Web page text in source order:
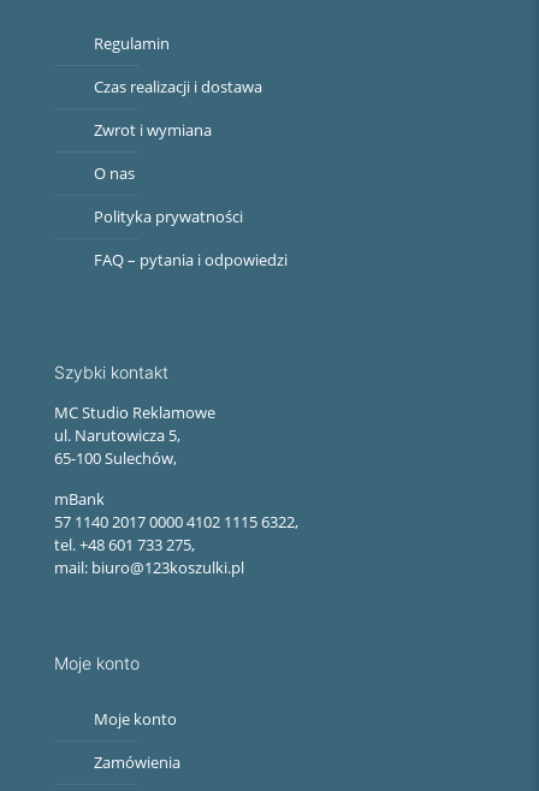
Regulamin
Czas realizacji i dostawa
Zwrot i wymiana
O nas
Polityka prywatności
FAQ – pytania i odpowiedzi
Szybki kontakt
MC Studio Reklamowe
ul. Narutowicza 5,
65-100 Sulechów,
mBank
57 1140 2017 0000 4102 1115 6322,
tel. +48 601 733 275,
mail: biuro@123koszulki.pl
Moje konto
Moje konto
Zamówienia